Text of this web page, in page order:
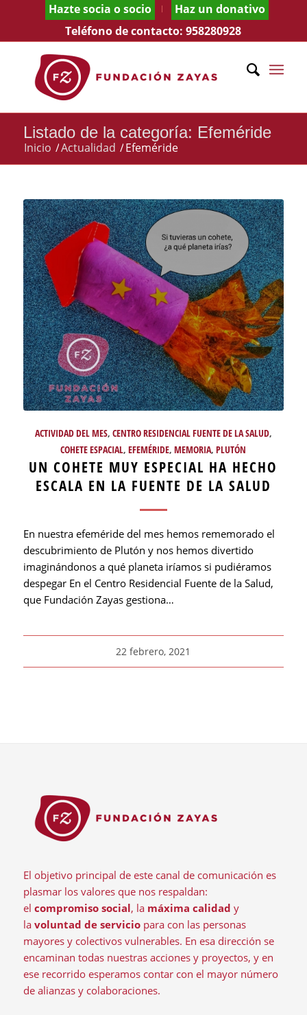
Hazte socia o socio
Haz un donativo
Teléfono de contacto:958280928
Listado de la categoría: Efeméride
Inicio /Actualidad /Efeméride
ACTIVIDAD DEL MES, CENTRO RESIDENCIAL FUENTE DE LA SALUD,
COHETE ESPACIAL,EFEMÉRIDE,MEMORIA,PLUTÓN
UN COHETE MUY ESPECIAL HA HECHO
ESCALA EN LA FUENTE DE LA SALUD
En nuestra efeméride del mes hemos rememorado el
descubrimiento de Plutón y nos hemos divertido
imaginándonos a qué planeta iríamos si pudiéramos
despegar En el Centro Residencial Fuente de la Salud,
que Fundación Zayas gestiona…
22 febrero, 2021
El objetivo principal de este canal de comunicación es
plasmar los valores que nos respaldan:
el compromiso social, la máxima calidad y
la voluntad de serviciopara con las personas
mayores y colectivos vulnerables. En esa dirección se
encaminan todas nuestras acciones y proyectos, y en
ese recorrido esperamos contar con el mayor número
de alianzas y colaboraciones.